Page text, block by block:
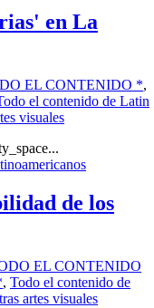
en La
EL CONTENIDO *,
el contenido de Latin
visuales
de los
EL CONTENIDO
, Todo el contenido de
artes visuales